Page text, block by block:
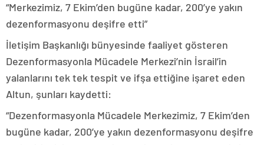
“Merkezimiz, 7 Ekim’den bugüne kadar, 200’ye yakın
dezenformasyonu deşifre etti”
İletişim Başkanlığı bünyesinde faaliyet gösteren
Dezenformasyonla Mücadele Merkezi’nin İsrail’in
yalanlarını tek tek tespit ve ifşa ettiğine işaret eden
Altun, şunları kaydetti:
“Dezenformasyonla Mücadele Merkezimiz, 7 Ekim’den
bugüne kadar, 200’ye yakın dezenformasyonu deşifre